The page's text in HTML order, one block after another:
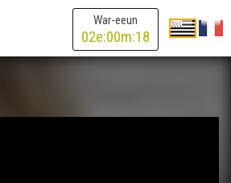
War-eeun
02e:00m:18